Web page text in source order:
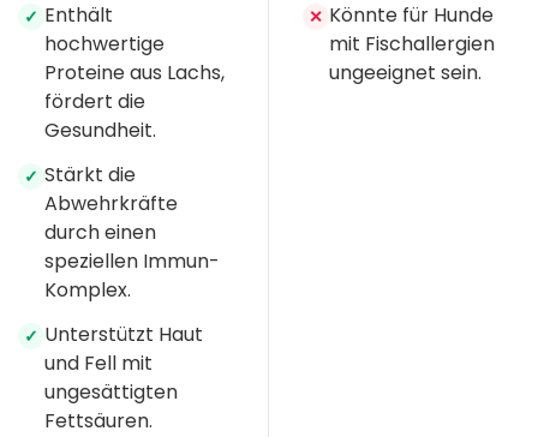
✓ Enthält
hochwertige
Proteine aus Lachs,
fördert die
Gesundheit.
✓ Stärkt die
Abwehrkräfte
durch einen
speziellen Immun-
Komplex.
✓ Unterstützt Haut
und Fell mit
ungesättigten
Fettsäuren.
✕ Könnte für Hunde
mit Fischallergien
ungeeignet sein.